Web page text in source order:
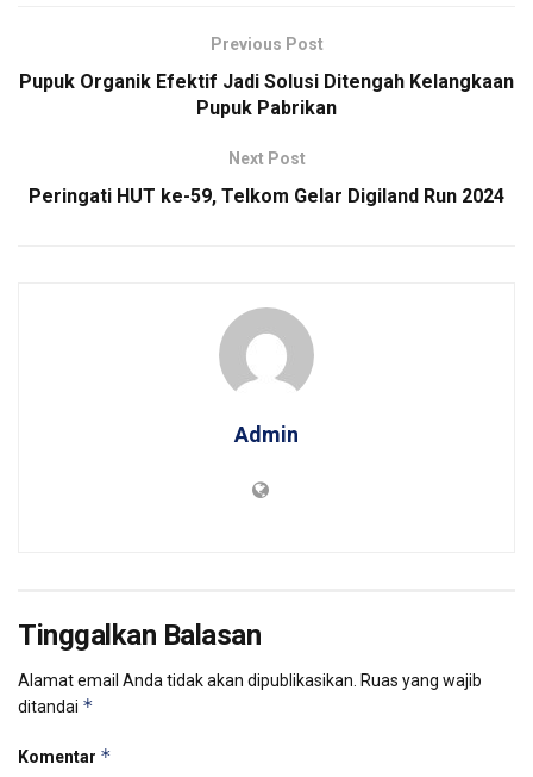
Previous Post
Pupuk Organik Efektif Jadi Solusi Ditengah Kelangkaan
Pupuk Pabrikan
Next Post
Peringati HUT ke-59, Telkom Gelar Digiland Run 2024
Admin
Tinggalkan Balasan
Alamat email Anda tidak akan dipublikasikan. Ruas yang wajib
ditandai *
Komentar *